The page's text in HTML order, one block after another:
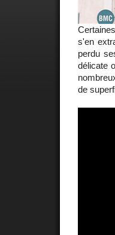
s'en
perdu
délicate
de